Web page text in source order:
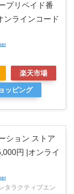
プリペイド番
ンラインコード
楽天市場
ッピング
ション ストア
円 |オンライ
タラクティブエン